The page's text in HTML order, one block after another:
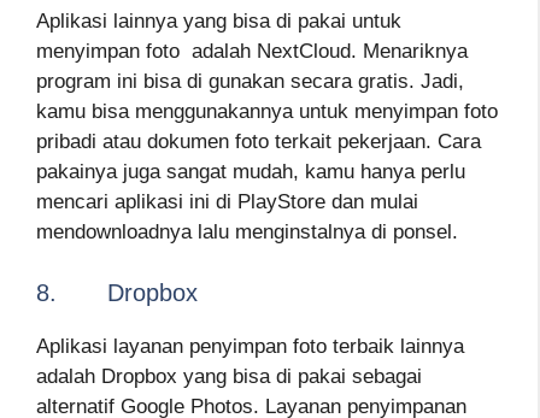
Aplikasi lainnya yang bisa di pakai untuk
menyimpan foto adalah NextCloud. Menariknya
program ini bisa di gunakan secara gratis. Jadi,
kamu bisa menggunakannya untuk menyimpan foto
pribadi atau dokumen foto terkait pekerjaan. Cara
pakainya juga sangat mudah, kamu hanya perlu
mencari aplikasi ini di PlayStore dan mulai
mendownloadnya lalu menginstalnya di ponsel.
8. Dropbox
Aplikasi layanan penyimpan foto terbaik lainnya
adalah Dropbox yang bisa di pakai sebagai
alternatif Google Photos. Layanan penyimpanan